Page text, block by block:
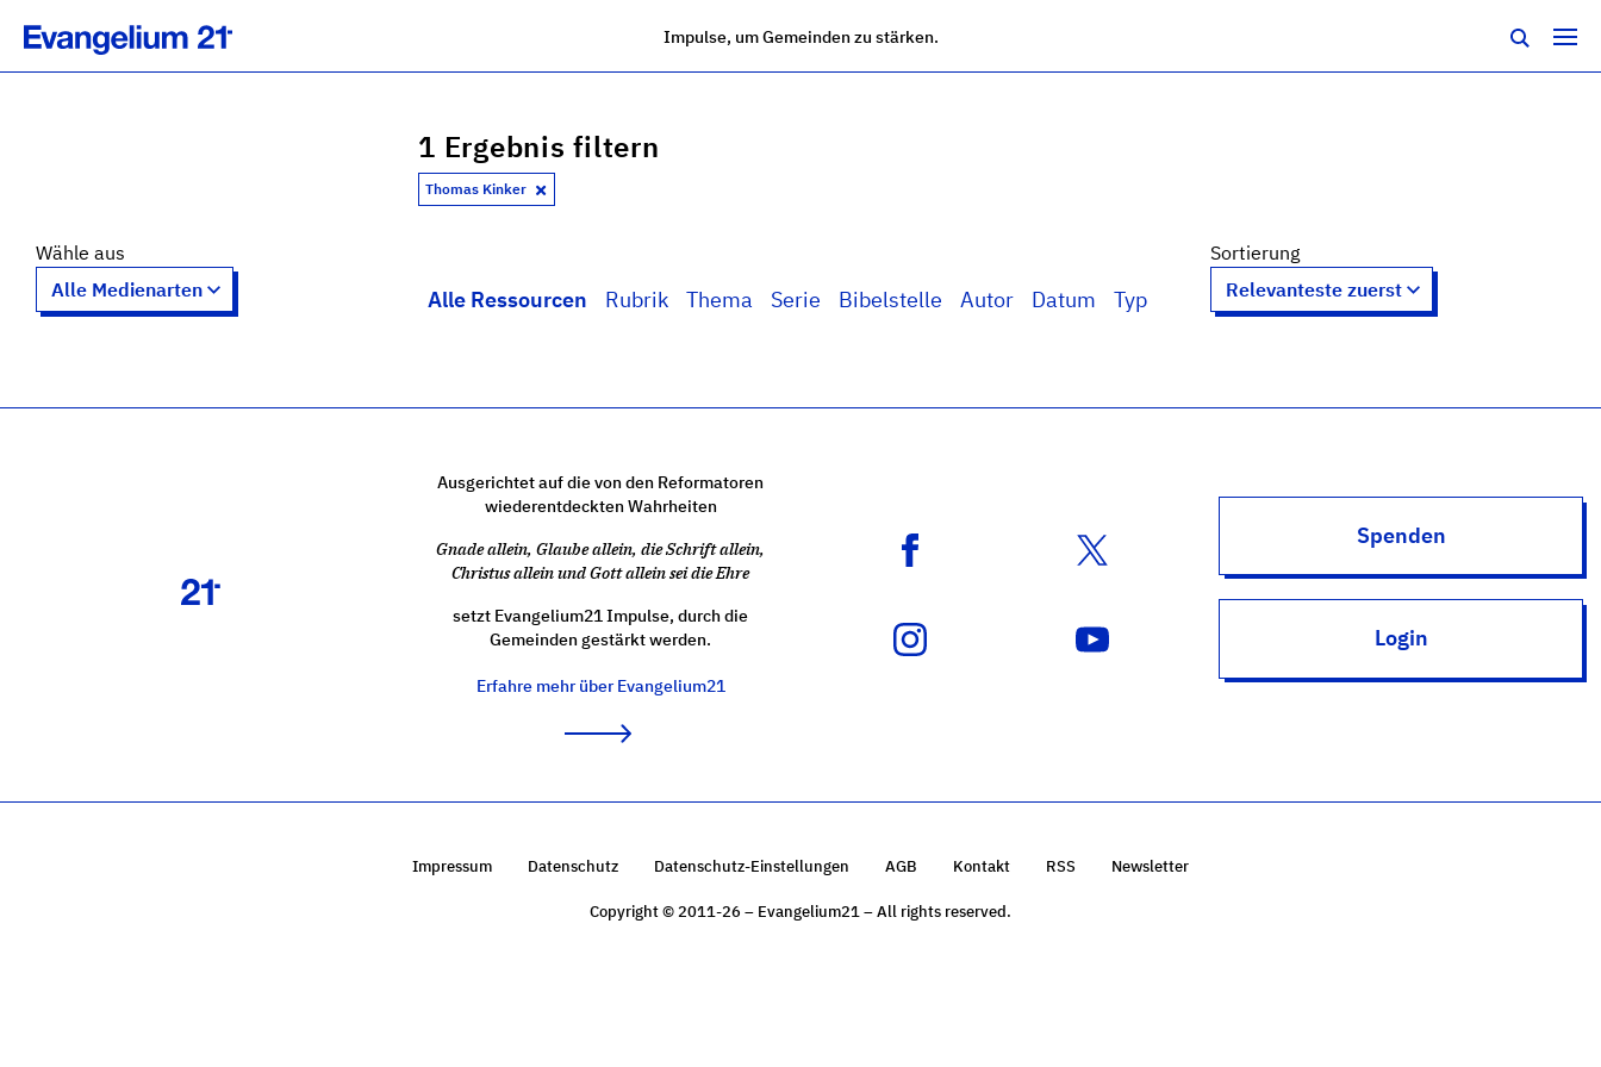
Impulse, um Gemeinden zu stärken.
1 Ergebnis filtern
Thomas Kinker
Wähle aus
Alle Ressourcen Rubrik Thema Serie Bibelstelle Autor Datum Typ
Sortierung
Ausgerichtet auf die von den Reformatoren
wiederentdeckten Wahrheiten
Gnade allein, Glaube allein, die Schrift allein,
Christus allein und Gott allein sei die Ehre
setzt Evangelium21 Impulse, durch die
Gemeinden gestärkt werden.
Erfahre mehr über Evangelium21
Spenden
Login
Impressum Datenschutz Datenschutz-Einstellungen AGB Kontakt RSS Newsletter
Copyright © 2011-26 – Evangelium21 – All rights reserved.